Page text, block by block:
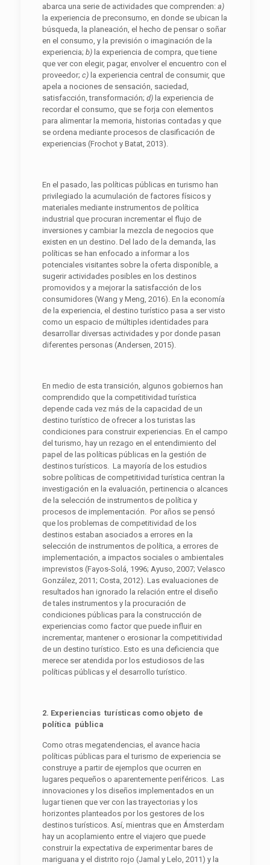
abarca una serie de actividades que comprenden: a)
la experiencia de preconsumo, en donde se ubican la
búsqueda, la planeación, el hecho de pensar o soñar
en el consumo, y la previsión o imaginación de la
experiencia; b) la experiencia de compra, que tiene
que ver con elegir, pagar, envolver el encuentro con el
proveedor; c) la experiencia central de consumir, que
apela a nociones de sensación, saciedad,
satisfacción, transformación; d) la experiencia de
recordar el consumo, que se forja con elementos
para alimentar la memoria, historias contadas y que
se ordena mediante procesos de clasificación de
experiencias (Frochot y Batat, 2013).
En el pasado, las políticas públicas en turismo han
privilegiado la acumulación de factores físicos y
materiales mediante instrumentos de política
industrial que procuran incrementar el flujo de
inversiones y cambiar la mezcla de negocios que
existen en un destino. Del lado de la demanda, las
políticas se han enfocado a informar a los
potenciales visitantes sobre la oferta disponible, a
sugerir actividades posibles en los destinos
promovidos y a mejorar la satisfacción de los
consumidores (Wang y Meng, 2016). En la economía
de la experiencia, el destino turístico pasa a ser visto
como un espacio de múltiples identidades para
desarrollar diversas actividades y por donde pasan
diferentes personas (Andersen, 2015).
En medio de esta transición, algunos gobiernos han
comprendido que la competitividad turística
depende cada vez más de la capacidad de un
destino turístico de ofrecer a los turistas las
condiciones para construir experiencias. En el campo
del turismo, hay un rezago en el entendimiento del
papel de las políticas públicas en la gestión de
destinos turísticos. La mayoría de los estudios
sobre políticas de competitividad turística centran la
investigación en la evaluación, pertinencia o alcances
de la selección de instrumentos de política y
procesos de implementación. Por años se pensó
que los problemas de competitividad de los
destinos estaban asociados a errores en la
selección de instrumentos de política, a errores de
implementación, a impactos sociales o ambientales
imprevistos (Fayos-Solá, 1996; Ayuso, 2007; Velasco
González, 2011; Costa, 2012). Las evaluaciones de
resultados han ignorado la relación entre el diseño
de tales instrumentos y la procuración de
condiciones públicas para la construcción de
experiencias como factor que puede influir en
incrementar, mantener o erosionar la competitividad
de un destino turístico. Esto es una deficiencia que
merece ser atendida por los estudiosos de las
políticas públicas y el desarrollo turístico.
2. Experiencias turísticas como objeto de
política pública
Como otras megatendencias, el avance hacia
políticas públicas para el turismo de experiencia se
construye a partir de ejemplos que ocurren en
lugares pequeños o aparentemente periféricos. Las
innovaciones y los diseños implementados en un
lugar tienen que ver con las trayectorias y los
horizontes planteados por los gestores de los
destinos turísticos. Así, mientras que en Ámsterdam
hay un acoplamiento entre el viajero que puede
construir la expectativa de experimentar bares de
mariguana y el distrito rojo (Jamal y Lelo, 2011) y la